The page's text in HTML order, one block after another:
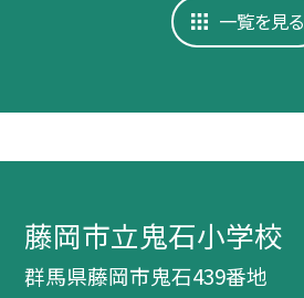
一覧を見る
藤岡市立鬼石小学校
群馬県藤岡市鬼石439番地